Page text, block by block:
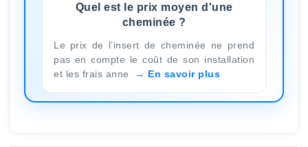
Quel est le prix moyen d'une
cheminée ?
Le prix de l’insert de cheminée ne prend
pas en compte le coût de son installation
et les frais anne
En savoir plus